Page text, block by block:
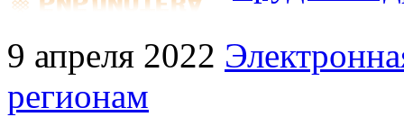
9 апреля 2022
регионам